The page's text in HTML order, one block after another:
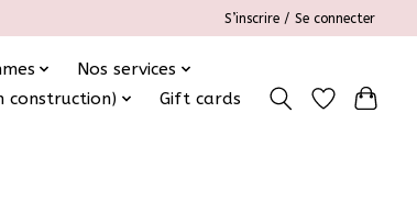
S’inscrire / Se connecter
Nos services
construction)
Gift cards